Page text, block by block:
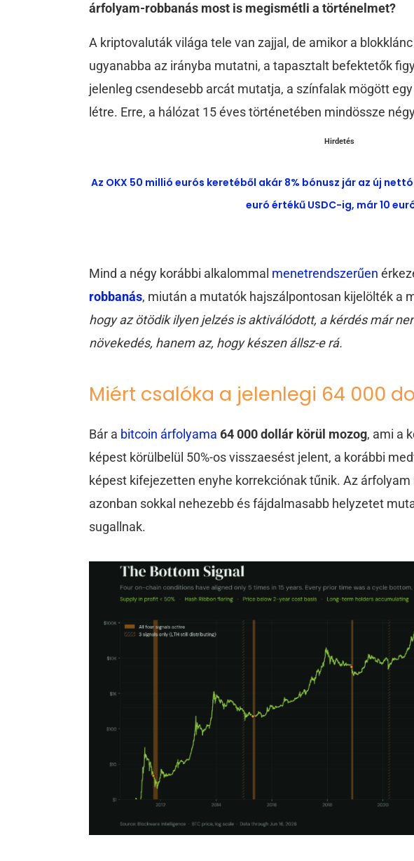
árfolyam-robbanás most is megismétli a történelmet?
A kriptovaluták világa tele van zajjal, de amikor a
ugyanabba az irányba mutatni, a tapasztalt befektetők
jelenleg csendesebb arcát mutatja, a színfalak mögött
létre. Erre, a hálózat 15 éves történetében mindössze
Hirdetés
Az OKX 50 millió eurós keretéből akár 8% bónusz jár az új
euró értékű USDC-ig, már 10
Mind a négy korábbi alkalommal menetrendszerűen
robbanás, miután a mutatók hajszálpontosan kijelölték a
hogy az ötödik ilyen jelzés is aktiválódott, a kérdés már
növekedés, hanem az, hogy készen állsz-e rá.
Miért csalóka a jelenlegi 64 000
Bár a bitcoin árfolyama 64 000 dollár körül mozog, ami a
képest körülbelül 50%-os visszaesést jelent, a korábbi
képest kifejezetten enyhe korrekciónak tűnik. Az
azonban sokkal nehezebb és fájdalmasabb helyzetet
sugallnak.